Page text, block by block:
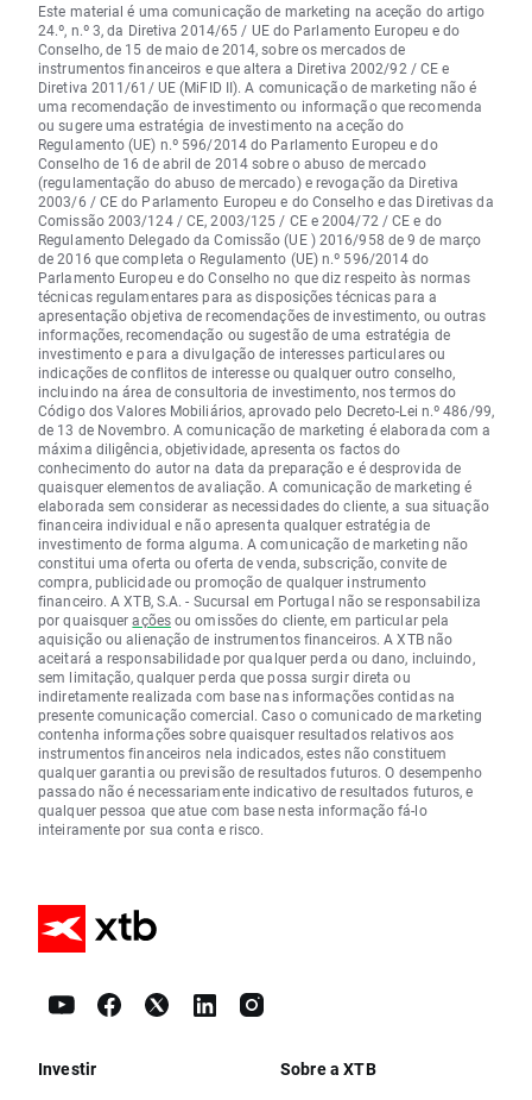
Este material é uma comunicação de marketing na aceção do artigo
24.º, n.º 3, da Diretiva 2014/65 / UE do Parlamento Europeu e do
Conselho, de 15 de maio de 2014, sobre os mercados de
instrumentos financeiros e que altera a Diretiva 2002/92 / CE e
Diretiva 2011/61/ UE (MiFID II). A comunicação de marketing não é
uma recomendação de investimento ou informação que recomenda
ou sugere uma estratégia de investimento na aceção do
Regulamento (UE) n.º 596/2014 do Parlamento Europeu e do
Conselho de 16 de abril de 2014 sobre o abuso de mercado
(regulamentação do abuso de mercado) e revogação da Diretiva
2003/6 / CE do Parlamento Europeu e do Conselho e das Diretivas da
Comissão 2003/124 / CE, 2003/125 / CE e 2004/72 / CE e do
Regulamento Delegado da Comissão (UE ) 2016/958 de 9 de março
de 2016 que completa o Regulamento (UE) n.º 596/2014 do
Parlamento Europeu e do Conselho no que diz respeito às normas
técnicas regulamentares para as disposições técnicas para a
apresentação objetiva de recomendações de investimento, ou outras
informações, recomendação ou sugestão de uma estratégia de
investimento e para a divulgação de interesses particulares ou
indicações de conflitos de interesse ou qualquer outro conselho,
incluindo na área de consultoria de investimento, nos termos do
Código dos Valores Mobiliários, aprovado pelo Decreto-Lei n.º 486/99,
de 13 de Novembro. A comunicação de marketing é elaborada com a
máxima diligência, objetividade, apresenta os factos do
conhecimento do autor na data da preparação e é desprovida de
quaisquer elementos de avaliação. A comunicação de marketing é
elaborada sem considerar as necessidades do cliente, a sua situação
financeira individual e não apresenta qualquer estratégia de
investimento de forma alguma. A comunicação de marketing não
constitui uma oferta ou oferta de venda, subscrição, convite de
compra, publicidade ou promoção de qualquer instrumento
financeiro. A XTB, S.A. - Sucursal em Portugal não se responsabiliza
por quaisqueraçõesou omissões do cliente, em particular pela
aquisição ou alienação de instrumentos financeiros. A XTB não
aceitará a responsabilidade por qualquer perda ou dano, incluindo,
sem limitação, qualquer perda que possa surgir direta ou
indiretamente realizada com base nas informações contidas na
presente comunicação comercial. Caso o comunicado de marketing
contenha informações sobre quaisquer resultados relativos aos
instrumentos financeiros nela indicados, estes não constituem
qualquer garantia ou previsão de resultados futuros. O desempenho
passado não é necessariamente indicativo de resultados futuros, e
qualquer pessoa que atue com base nesta informação fá-lo
inteiramente por sua conta e risco.
Investir Sobre a XTB